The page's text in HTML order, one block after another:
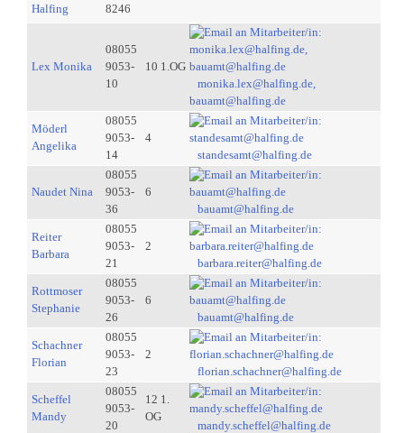
Halfing
8246
Lex Monika
08055
9053-
10
10 1.OG
monika.lex@halfing.de,
bauamt@halfing.de
Möderl
Angelika
08055
9053-
14
4
standesamt@halfing.de
Naudet Nina
08055
9053-
36
6
bauamt@halfing.de
Reiter
Barbara
08055
9053-
21
2
barbara.reiter@halfing.de
Rottmoser
Stephanie
08055
9053-
26
6
bauamt@halfing.de
Schachner
Florian
08055
9053-
23
2
florian.schachner@halfing.de
Scheffel
Mandy
08055
9053-
20
12 1.
OG
mandy.scheffel@halfing.de